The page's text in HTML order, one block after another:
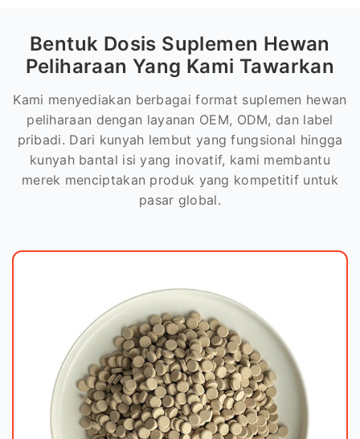
Bentuk Dosis Suplemen Hewan
Peliharaan Yang Kami Tawarkan
Kami menyediakan berbagai format suplemen hewan
peliharaan dengan layanan OEM, ODM, dan label
pribadi. Dari kunyah lembut yang fungsional hingga
kunyah bantal isi yang inovatif, kami membantu
merek menciptakan produk yang kompetitif untuk
pasar global.